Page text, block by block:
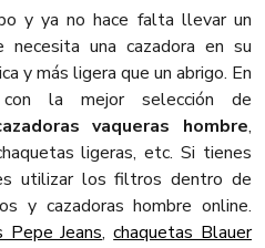
y ya no hace falta llevar un
una cazadora en su
y más ligera que un abrigo. En
con la mejor selección de
vaqueras hombre,
ligeras, etc. Si tienes
utilizar los filtros dentro de
y cazadoras hombre online.
Pepe Jeans,chaquetas Blauer